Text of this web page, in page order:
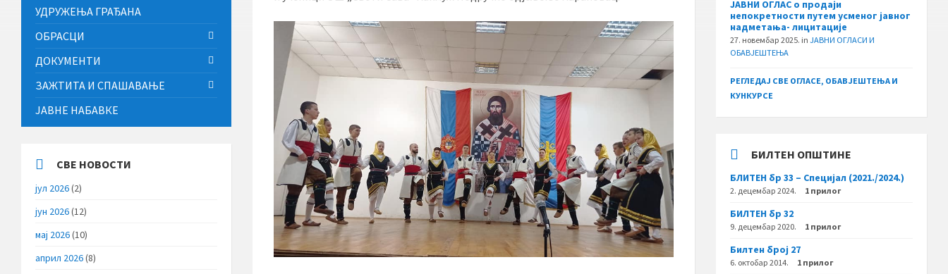
УДРУЖЕЊА ГРАЂАНА
ОБРАСЦИ
ДОКУМЕНТИ
ЗАЖТИТА И СПАШАВАЊЕ
ЈАВНЕ НАБАВКЕ
СВЕ НОВОСТИ
јул 2026(2)
јун 2026(12)
мај 2026(10)
април 2026(8)
ЈАВНИ ОГЛАС о продаји
непокретности путем усменог јавног
надметања- лицитације
27. новембар 2025. inЈАВНИ ОГЛАСИ И
ОБАВЈЕШТЕЊА
РЕГЛЕДАЈ СВЕ ОГЛАСЕ, ОБАВЈЕШТЕЊА И
КУНКУРСЕ
БИЛТЕН ОПШТИНЕ
БЛИТЕН бр 33 – Специјал (2021./2024.)
2. децембар 2024. 1 прилог
БИЛТЕН бр 32
9. децембар 2020. 1 прилог
Билтен број 27
6. октобар 2014. 1 прилог